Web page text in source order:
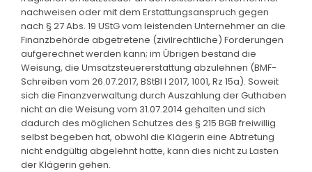
nachweisen oder mit dem Erstattungsanspruch gegen
nach § 27 Abs. 19 UStG vom leistenden Unternehmer an die
Finanzbehörde abgetretene (zivilrechtliche) Forderungen
aufgerechnet werden kann; im Übrigen bestand die
Weisung, die Umsatzsteuererstattung abzulehnen (BMF-
Schreiben vom 26.07.2017, BStBl I 2017, 1001, Rz 15a). Soweit
sich die Finanzverwaltung durch Auszahlung der Guthaben
nicht an die Weisung vom 31.07.2014 gehalten und sich
dadurch des möglichen Schutzes des § 215 BGB freiwillig
selbst begeben hat, obwohl die Klägerin eine Abtretung
nicht endgültig abgelehnt hatte, kann dies nicht zu Lasten
der Klägerin gehen.